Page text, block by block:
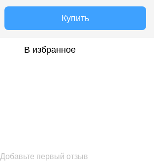
Купить
В избранное
Добавьте первый отзыв